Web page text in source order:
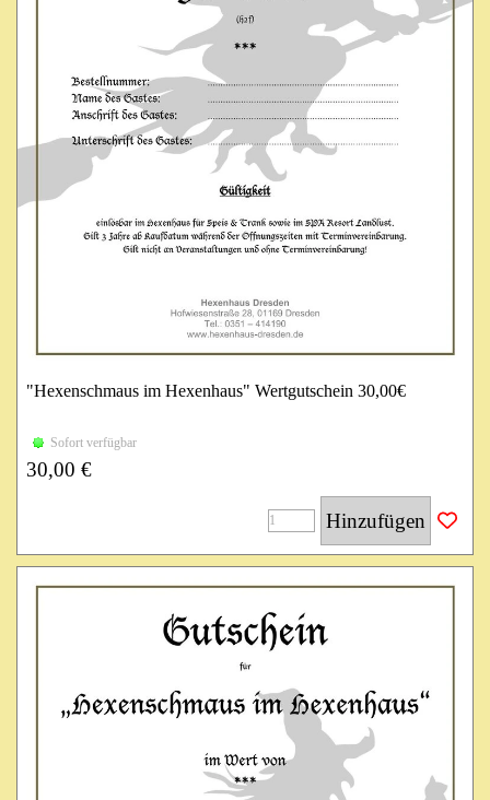
"Hexenschmaus im Hexenhaus" Wertgutschein 30,00€
Resort Landlust.
Gilt 3 Jahre ab Kaufdatum während der Öffnungszeiten mit
Gilt nicht an Veranstaltungen und ohne Terminvereinbarung!
Sofort verfügbar
30,00 €
Hinzufügen